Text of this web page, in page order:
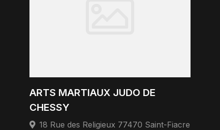
ARTS MARTIAUX JUDO DE
CHESSY
18 Rue des Religieux 77470 Saint-Fiacre